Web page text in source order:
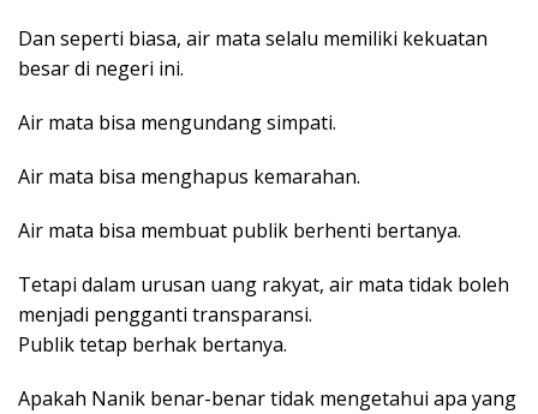
Dan seperti biasa, air mata selalu memiliki kekuatan
besar di negeri ini.
Air mata bisa mengundang simpati.
Air mata bisa menghapus kemarahan.
Air mata bisa membuat publik berhenti bertanya.
Tetapi dalam urusan uang rakyat, air mata tidak boleh
menjadi pengganti transparansi.
Publik tetap berhak bertanya.
Apakah Nanik benar-benar tidak mengetahui apa yang